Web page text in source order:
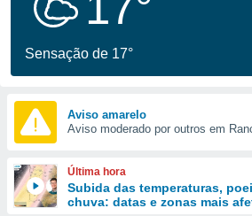
fornecidas
a este
das
e
forma
digital
Sensação de 17°
Aviso amarelo
Aviso moderado por outros em
Última hora
Subida das temperaturas,
chuva: datas e zonas mais